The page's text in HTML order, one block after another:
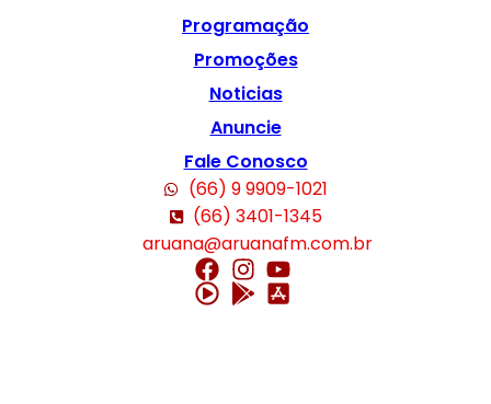
Programação
Promoções
Noticias
Anuncie
Fale Conosco
(66) 9 9909-1021
(66) 3401-1345
aruana@aruanafm.com.br